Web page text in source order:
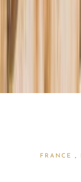
FRANCE ,